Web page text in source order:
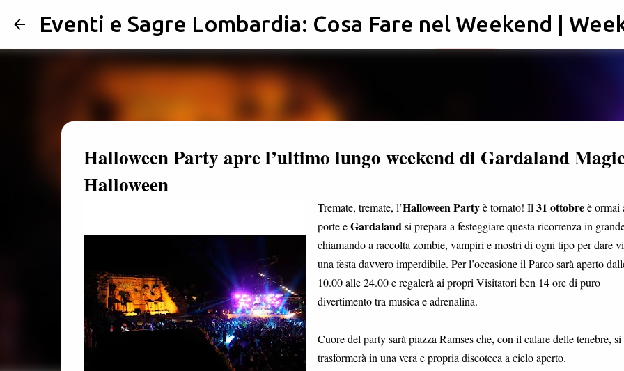
Passa ai contenuti principali
Eventi e Sagre Lombardia: Cosa Fare nel Weekend |
Halloween Party apre l’ultimo lungo weekend di Gardaland
Halloween
Tremate, tremate, l’Halloween Partyè tornato! Il 31 ottobreè ormai
porte eGardaland si prepara a festeggiare questa ricorrenza in
chiamando a raccolta zombie, vampiri e mostri di ogni tipo per dare
una festa davvero imperdibile. Per l’occasione il Parco sarà aperto
10.00 alle 24.00 e regalerà ai propri Visitatori ben 14 ore di puro
divertimento tra musica e adrenalina.
Cuore del party sarà piazza Ramses che, con il calare delle tenebre, si
trasformerà in una vera e propria discoteca a cielo aperto.